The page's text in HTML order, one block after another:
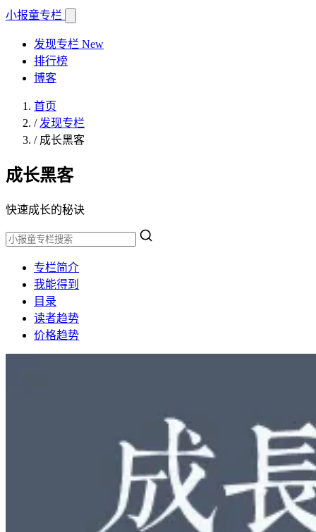
小报童专栏
发现专栏 New
排行榜
博客
首页
/ 发现专栏
/ 成长黑客
成长黑客
快速成长的秘诀
专栏简介
我能得到
目录
读者趋势
价格趋势